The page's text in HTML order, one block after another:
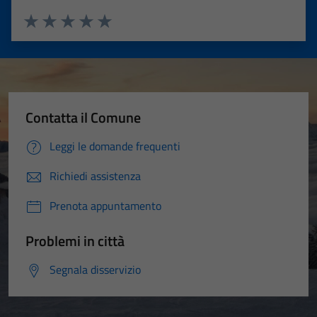
Valuta 5 stelle su 5
Valuta 4 stelle su 5
Valuta 3 stelle su 5
Valuta 2 stelle su 5
Valuta 1 stelle su 5
Contatta il Comune
Leggi le domande frequenti
Richiedi assistenza
Prenota appuntamento
Problemi in città
Segnala disservizio